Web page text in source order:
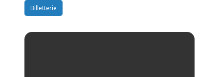
Billetterie